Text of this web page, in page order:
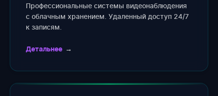
Профессиональные системы видеонаблюдения
с облачным хранением. Удаленный доступ 24/7
к записям.
Детальнее →